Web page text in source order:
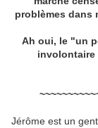
problèmes dans
Ah oui, le "un
involontaire
Jérôme est un